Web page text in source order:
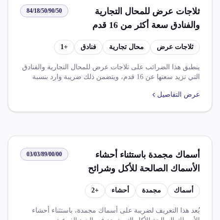
ثلاجات عرض للمحال التجارية
والفنادق سعة أكثر من 16 قدم
84/18/50/90/50
ثلاجات عرض محال تجارية فنادق +
1
ينطبق هذا الضرائب على ثلاجات عرض للمحال التجارية والفنادق
التي تزيد سعتها عن 16 قدم، ويتضمن ذلك ضريبة وارد بنسبة
عرض التفاصيل
أسماك مجمدة باستثناء أحشاء
الأسماك الصالحة للأكل وشرائح
لحوم الأسماك
03/03/89/00/00
أسماك مجمدة أحشاء +
2
يُعد هذا التعريف لضريبة على أسماك مجمدة، باستثناء أحشاء